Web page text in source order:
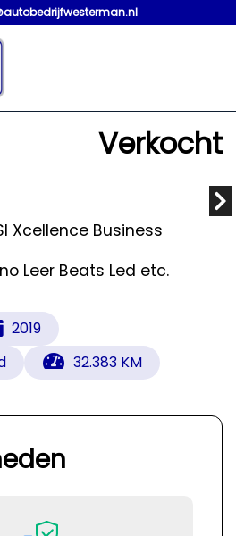
Verkocht
Xcellence Business
Leer Beats Led etc.
2019
32.383 KM